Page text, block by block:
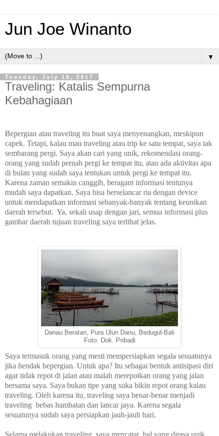
Jun Joe Winanto
▼
Tuesday, July 18, 2017
Traveling: Katalis Sempurna
Kebahagiaan
Bepergian atau traveling itu buat saya menyenangkan, meskipun
capek. Tetapi, kalau mau traveling atau trip ke satu tempat, saya tak
sembarang pergi. Saya akan cari yang unik, rekomendasi orang-
orang yang sudah pernah pergi ke tempat itu, atau ada aktivitas apa
di bulan yang sudah saya tentukan untuk pergi ke tempat itu.
Karena zaman semakin canggih, beragam informasi tentunya
mudah saya dapatkan. Saya bisa berselancar ria dengan device
untuk mendapatkan informasi sebanyak-banyak tentang keunikan
daerah tersebut. Ya, sekali usap dengan jari, semua informasi plus
gambar daerah tujuan traveling saya terlihat jelas.
Danau Beratan, Pura Ulun Danu, Bedugul-Bali
Foto: Dok. Pribadi
Saya termasuk orang yang mesti mempersiapkan segala sesuatunya
jika hendak bepergian. Untuk apa? Itu sebagai bentuk antisipasi diri
agar tidak repot di jalan atau malah merepotkan orang yang jalan
bersama saya. Saya bukan tipe yang suka bikin repot orang kalau
traveling. Oleh karena itu, traveling saya benar-benar menjadi
traveling bebas hambatan dan lancar jaya. Karena segala
sesuatunya sudah saya persiapkan jauh-jauh hari.
Selama melakukan traveling, saya mencatat hal yang dirasa unik